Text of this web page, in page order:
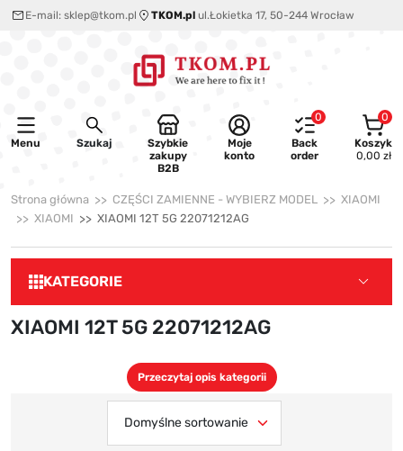
E-mail: sklep@tkom.pl TKOM.pl ul.Łokietka 17, 50-244 Wrocław
Menu Szukaj
Szybkie
zakupy
B2B
Moje
konto
0
Back
order
0
Koszyk
0,00 zł
Strona główna CZĘŚCI ZAMIENNE - WYBIERZ MODEL
XIAOMI
XIAOMI
XIAOMI 12T 5G 22071212AG
KATEGORIE
XIAOMI 12T 5G 22071212AG
Przeczytaj opis kategorii